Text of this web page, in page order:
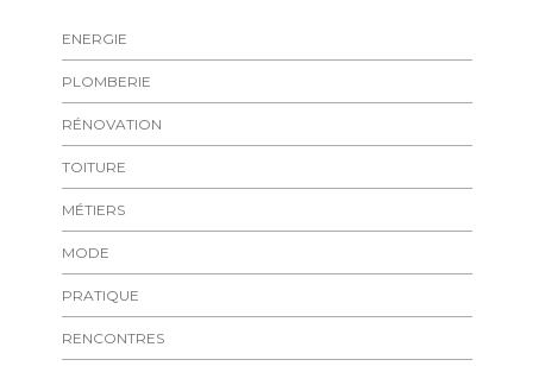
ENERGIE
PLOMBERIE
RÉNOVATION
TOITURE
MÉTIERS
MODE
PRATIQUE
RENCONTRES